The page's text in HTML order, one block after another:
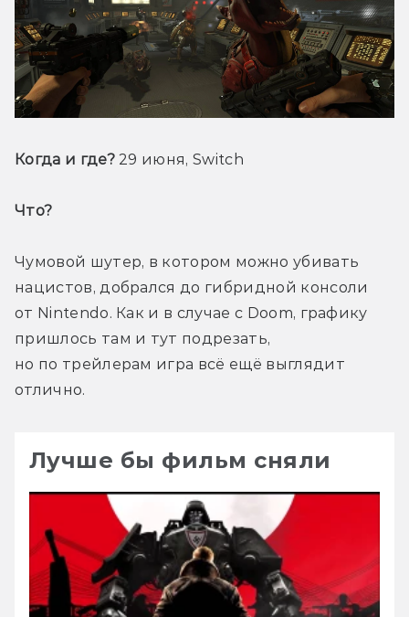
Когда и где? 29 июня, Switch
Что?
Чумовой шутер, в котором можно убивать
нацистов, добрался до гибридной консоли
от Nintendo. Как и в случае с Doom, графику
пришлось там и тут подрезать,
но по трейлерам игра всё ещё выглядит
отлично.
Лучше бы фильм сняли